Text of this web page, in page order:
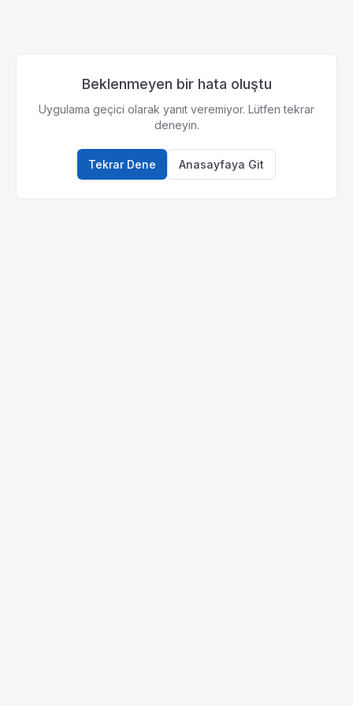
Beklenmeyen bir hata oluştu
Uygulama geçici olarak yanıt veremiyor. Lütfen tekrar
deneyin.
Tekrar Dene Anasayfaya Git